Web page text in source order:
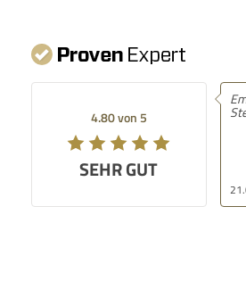
4.80 von 5
SEHR GUT